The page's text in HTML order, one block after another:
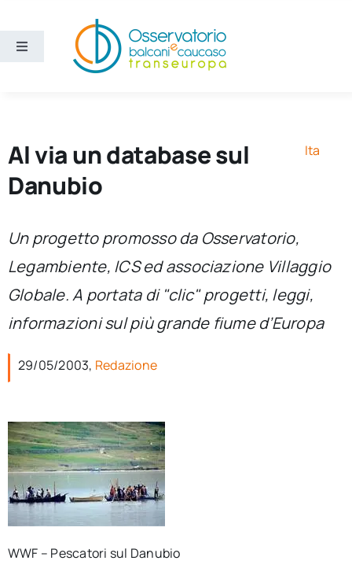
contenuto
Toggle
Ricerca e divulgazione
Sezioni
Chi siamo
per:
Ita
Al via un database sul
Danubio
Ita
Un progetto promosso da Osservatorio,
Legambiente, ICS ed associazione Villaggio
Globale. A portata di "clic" progetti, leggi,
informazioni sul più grande fiume d’Europa
29/05/2003, Redazione
WWF – Pescatori sul Danubio